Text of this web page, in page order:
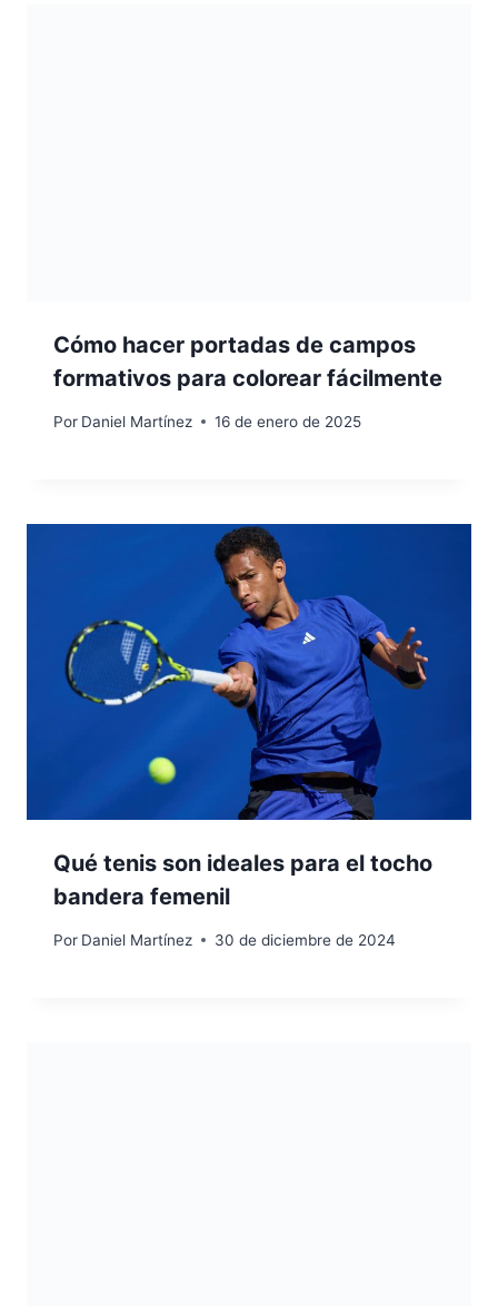
Cómo hacer portadas de campos
formativos para colorear fácilmente
Por Daniel Martínez 16 de enero de 2025
Qué tenis son ideales para el tocho
bandera femenil
Por Daniel Martínez 30 de diciembre de 2024